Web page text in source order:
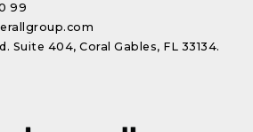
99
Suite 404, Coral Gables, FL 33134.